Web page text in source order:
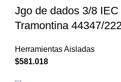
Jgo de dados 3/8
Tramontina 44347/222
Herramientas Aisladas
$581.018